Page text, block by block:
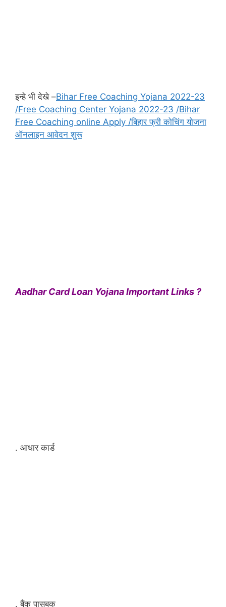
इन्हे भी देखे –Bihar Free Coaching Yojana 2022-23
/Free Coaching Center Yojana 2022-23 /Bihar
Free Coaching online Apply /बिहार फ्री कोचिंग योजना
ऑनलाइन आवेदन शुरू
Aadhar Card Loan Yojana Important Links ?
. आधार कार्ड
. बैंक पासबुक